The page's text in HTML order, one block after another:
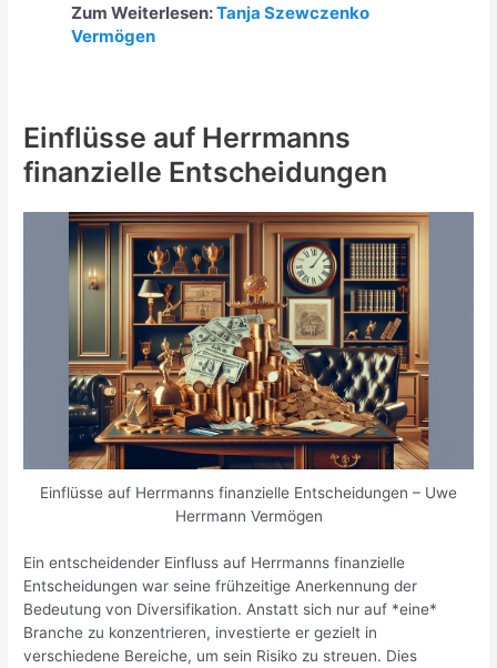
Zum Weiterlesen:Tanja Szewczenko
Vermögen
Einflüsse auf Herrmanns
finanzielle Entscheidungen
Einflüsse auf Herrmanns finanzielle Entscheidungen – Uwe
Herrmann Vermögen
Ein entscheidender Einfluss auf Herrmanns finanzielle
Entscheidungen war seine frühzeitige Anerkennung der
Bedeutung von Diversifikation. Anstatt sich nur auf *eine*
Branche zu konzentrieren, investierte er gezielt in
verschiedene Bereiche, um sein Risiko zu streuen. Dies